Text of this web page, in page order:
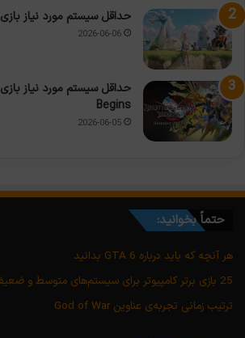
حداقل سیستم مورد نیاز بازی Aniimo
2026-06-06
Begins
2026-06-05
حتماً بخوانید:
هر آنچه که باید درباره GTA 6 بدانید
25 بازی برتر کامپیوتر برای سیستم‌های متوسط و ضعیف
ترتیب زمانی تجربه‌ی عناوین God of War